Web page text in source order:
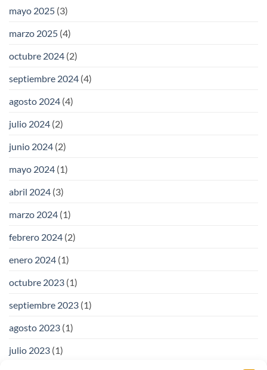
mayo 2025 (3)
marzo 2025 (4)
octubre 2024 (2)
septiembre 2024 (4)
agosto 2024 (4)
julio 2024 (2)
junio 2024 (2)
mayo 2024 (1)
abril 2024 (3)
marzo 2024 (1)
febrero 2024 (2)
enero 2024 (1)
octubre 2023 (1)
septiembre 2023 (1)
agosto 2023 (1)
julio 2023 (1)